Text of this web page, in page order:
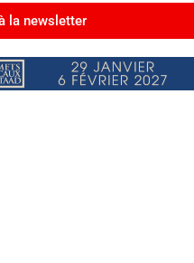
la newsletter